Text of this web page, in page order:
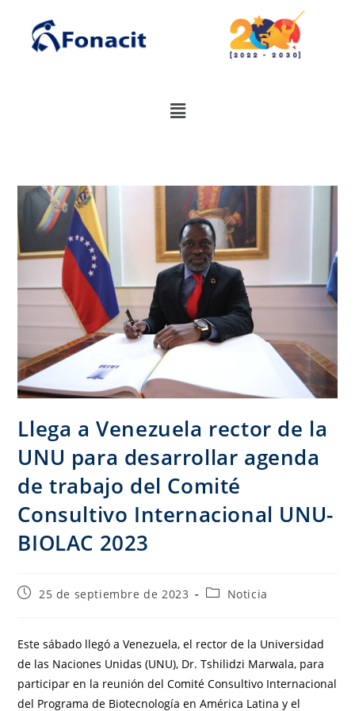
Llega a Venezuela rector de la
UNU para desarrollar agenda
de trabajo del Comité
Consultivo Internacional UNU-
BIOLAC 2023
25 de septiembre de 2023 Noticia
Este sábado llegó a Venezuela, el rector de la Universidad
de las Naciones Unidas (UNU), Dr. Tshilidzi Marwala, para
participar en la reunión del Comité Consultivo Internacional
del Programa de Biotecnología en América Latina y el